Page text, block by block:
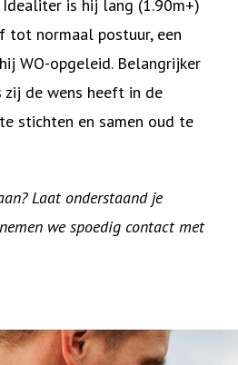
is hij lang (1.90m+)
tot normaal postuur, een
WO-opgeleid. Belangrijker
de wens heeft in de
stichten en samen oud te
Laat onderstaand je
we spoedig contact met